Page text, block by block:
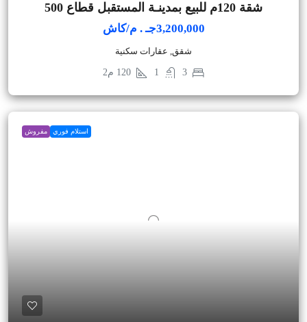
شقة 120م للبيع بمدينـة المستقبل قطاع 500
3,200,000جـ . م/كاش
شقق, عقارات سكنية
3
1
120 م2
استلام فوري مفروش